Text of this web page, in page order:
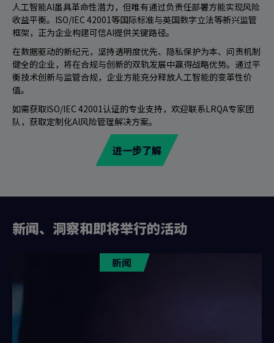
人工智能AI虽具革命性潜力，但唯有通过负责任部署方能实现风险
收益平衡。ISO/IEC 42001等国际标准与英国数字立法等新兴监管
框架，正为企业构建可信AI提供关键路径。
在数据驱动的新纪元，坚持透明度优先、隐私保护为本、问责机制
健全的企业，将在合规与创新的双轨发展中赢得战略优势。通过平
衡技术创新与监管合规，企业方能充分释放人工智能的变革性价
值。
如需获取ISO/IEC 42001认证的专业支持，欢迎联系LRQA专家团
队，获取定制化AI风险管理解决方案。
进一步了解
新闻、洞察和即将举行的活动
新闻